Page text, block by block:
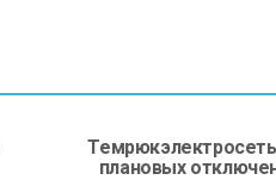
плановых